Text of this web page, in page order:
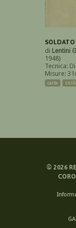
di Lentini
1948)
Tecnica:
Misure:
carta
© 2026